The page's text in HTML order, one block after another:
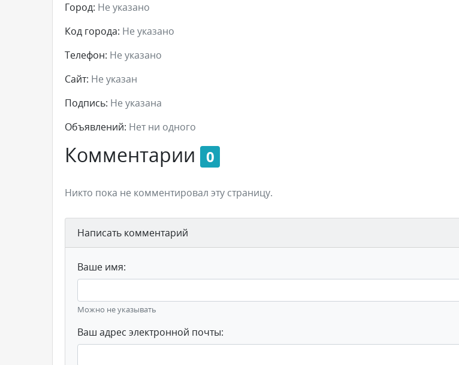
Город: Не указано
Код города: Не указано
Телефон: Не указано
Сайт: Не указан
Подпись: Не указана
Объявлений: Нет ни одного
Комментарии 0
Никто пока не комментировал эту страницу.
Написать комментарий
Ваше имя:
Можно не указывать
Ваш адрес электронной почты: